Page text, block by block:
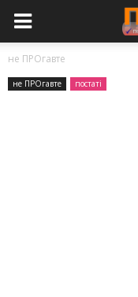
не ПРОгавте
не ПРОгавте постаті